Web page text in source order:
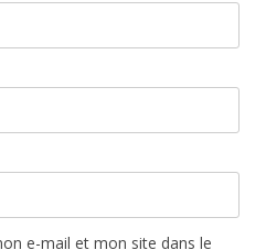
e-mail et mon site dans le